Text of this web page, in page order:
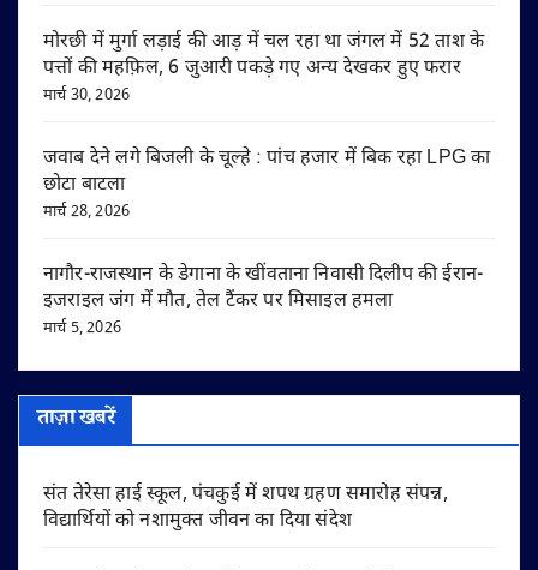
मोरछी में मुर्गा लड़ाई की आड़ में चल रहा था जंगल में 52 ताश के
पत्तों की महफ़िल, 6 जुआरी पकड़े गए अन्य देखकर हुए फरार
मार्च 30, 2026
जवाब देने लगे बिजली के चूल्हे : पांच हजार में बिक रहा LPG का
छोटा बाटला
मार्च 28, 2026
नागौर-राजस्थान के डेगाना के खींवताना निवासी दिलीप की ईरान-
इजराइल जंग में मौत, तेल टैंकर पर मिसाइल हमला
मार्च 5, 2026
ताज़ा खबरें
संत तेरेसा हाई स्कूल, पंचकुई में शपथ ग्रहण समारोह संपन्न,
विद्यार्थियों को नशामुक्त जीवन का दिया संदेश